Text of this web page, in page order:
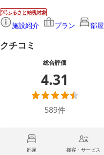
ふるさと納税対象
施設紹介 プラン 部屋
クチコミ
総合評価
4.31
589件
部屋 接客・サービス